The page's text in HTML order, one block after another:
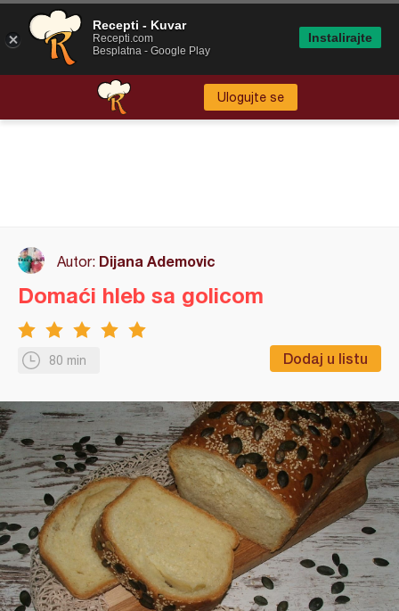
Ulogujte se
Autor: Dijana Ademovic
80 min Dodaj u listu
Domaći hleb sa golicom
Recepti - Kuvar
Recepti.com
Besplatna - Google Play
Instalirajte